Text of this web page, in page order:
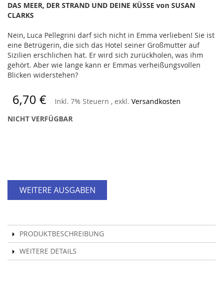
DAS MEER, DER STRAND UND DEINE KÜSSE von SUSAN
CLARKS
Nein, Luca Pellegrini darf sich nicht in Emma verlieben! Sie ist
eine Betrügerin, die sich das Hotel seiner Großmutter auf
Sizilien erschlichen hat. Er wird sich zurückholen, was ihm
gehört. Aber wie lange kann er Emmas verheißungsvollen
Blicken widerstehen?
6,70 € Inkl. 7% Steuern , exkl. Versandkosten
NICHT VERFÜGBAR
WEITERE AUSGABEN
PRODUKTBESCHREIBUNG
WEITERE DETAILS